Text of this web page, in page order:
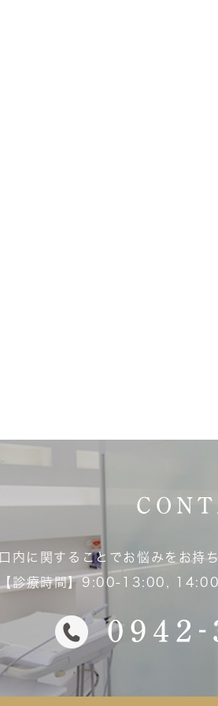
口内に関することでお悩みをお持
【診療時間】9:00-13:00,